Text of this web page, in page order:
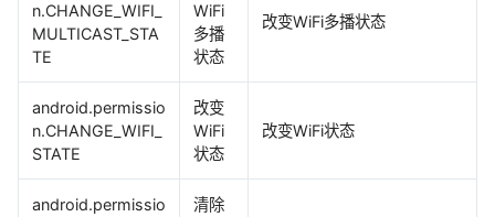
n.CHANGE_WIFI_
MULTICAST_STA
TE
WiFi
多播
状态
改变WiFi多播状态
android.permissio
n.CHANGE_WIFI_
STATE
改变
WiFi
状态
改变WiFi状态
android.permissio
清除